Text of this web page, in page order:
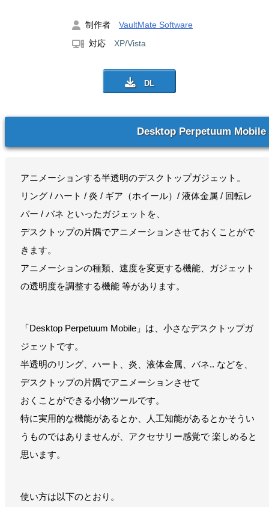
制作者 VaultMate Software
対応 XP/Vista
Desktop Perpetuum Mobile
アニメーションする半透明のデスクトップガジェット。
リング / ハート / 炎 / ギア（ホイール）/ 液体金属 / 回転レ
バー / バネ といったガジェットを、
デスクトップの片隅でアニメーションさせておくことがで
きます。
アニメーションの種類、速度を変更する機能、ガジェット
の透明度を調整する機能 等があります。
「Desktop Perpetuum Mobile」は、小さなデスクトップガ
ジェットです。
半透明のリング、ハート、炎、液体金属、バネ.. などを、
デスクトップの片隅でアニメーションさせて
おくことができる小物ツールです。
特に実用的な機能があるとか、人工知能があるとかそうい
うものではありませんが、アクセサリー感覚で 楽しめると
思います。
使い方は以下のとおり。